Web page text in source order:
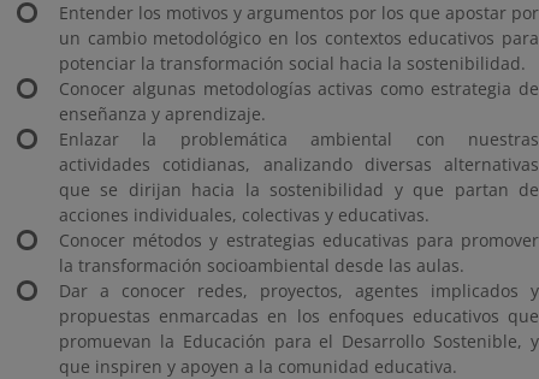
Entender los motivos y argumentos por los que apostar por
un cambio metodológico en los contextos educativos para
potenciar la transformación social hacia la sostenibilidad.
Conocer algunas metodologías activas como estrategia de
enseñanza y aprendizaje.
Enlazar la problemática ambiental con nuestras
actividades cotidianas, analizando diversas alternativas
que se dirijan hacia la sostenibilidad y que partan de
acciones individuales, colectivas y educativas.
Conocer métodos y estrategias educativas para promover
la transformación socioambiental desde las aulas.
Dar a conocer redes, proyectos, agentes implicados y
propuestas enmarcadas en los enfoques educativos que
promuevan la Educación para el Desarrollo Sostenible, y
que inspiren y apoyen a la comunidad educativa.